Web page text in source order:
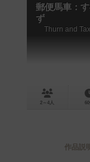
郵便馬車：
ず
Thurn and
2～4人
作品説